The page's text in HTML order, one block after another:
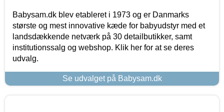
Babysam.dk blev etableret i 1973 og er Danmarks
største og mest innovative kæde for babyudstyr med et
landsdækkende netværk på 30 detailbutikker, samt
institutionssalg og webshop. Klik her for at se deres
udvalg.
Se udvalget på Babysam.dk